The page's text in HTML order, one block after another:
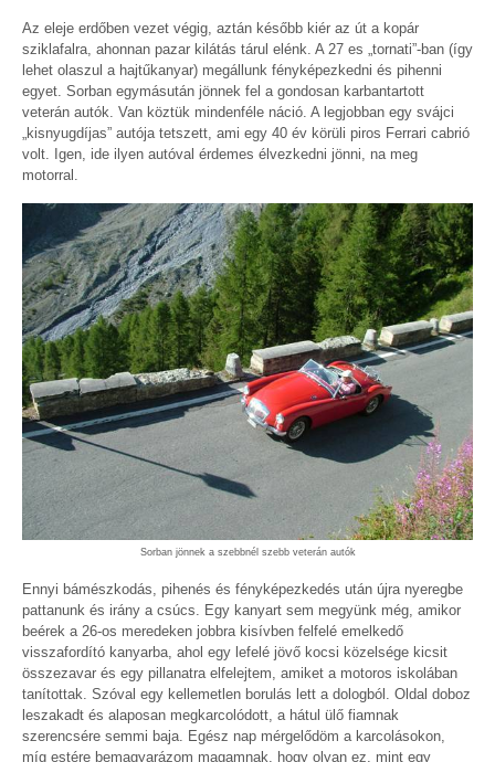
Az eleje erdőben vezet végig, aztán később kiér az út a kopár
sziklafalra, ahonnan pazar kilátás tárul elénk. A 27 es „tornati”-ban (így
lehet olaszul a hajtűkanyar) megállunk fényképezkedni és pihenni
egyet. Sorban egymásután jönnek fel a gondosan karbantartott
veterán autók. Van köztük mindenféle náció. A legjobban egy svájci
„kisnyugdíjas” autója tetszett, ami egy 40 év körüli piros Ferrari cabrió
volt. Igen, ide ilyen autóval érdemes élvezkedni jönni, na meg
motorral.
Sorban jönnek a szebbnél szebb veterán autók
Ennyi bámészkodás, pihenés és fényképezkedés után újra nyeregbe
pattanunk és irány a csúcs. Egy kanyart sem megyünk még, amikor
beérek a 26-os meredeken jobbra kisívben felfelé emelkedő
visszafordító kanyarba, ahol egy lefelé jövő kocsi közelsége kicsit
összezavar és egy pillanatra elfelejtem, amiket a motoros iskolában
tanítottak. Szóval egy kellemetlen borulás lett a dologból. Oldal doboz
leszakadt és alaposan megkarcolódott, a hátul ülő fiamnak
szerencsére semmi baja. Egész nap mérgelődöm a karcolásokon,
míg estére bemagyarázom magamnak, hogy olyan ez, mint egy